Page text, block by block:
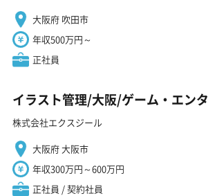
大阪府 吹田市
年収500万円～
正社員
イラスト管理/大阪/ゲーム・エン
株式会社エクスジール
大阪府 大阪市
年収300万円～600万円
正社員 / 契約社員